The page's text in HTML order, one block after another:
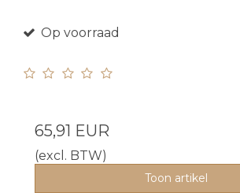
Op voorraad
65,91 EUR
(excl. BTW)
Toon artikel